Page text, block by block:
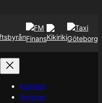
Klubben
Nyheter